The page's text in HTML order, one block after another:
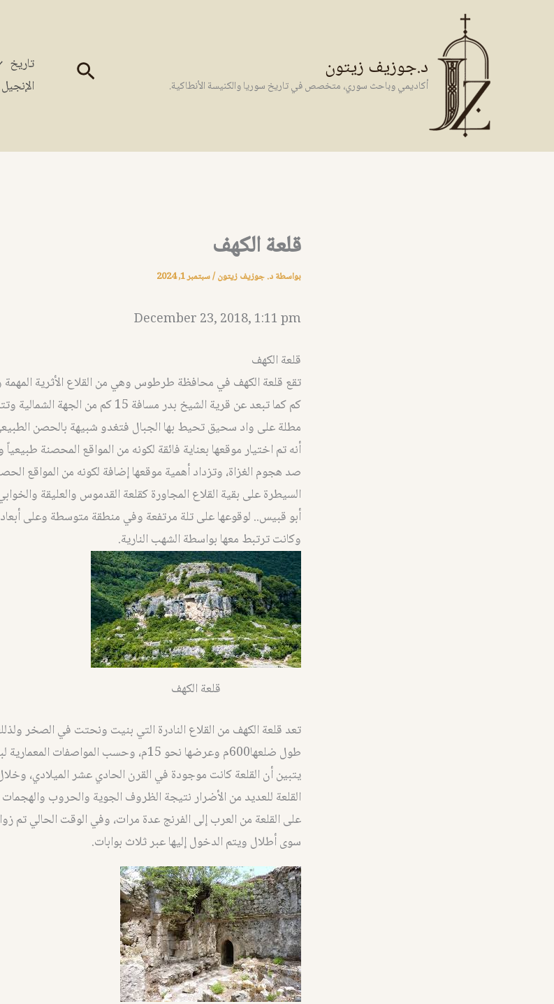
د.جوزيف زيتون
أكاديمي وباحث سوري، متخصص في تاريخ سوريا والكنيسة الأنطاكية. البحث تاريخ
الإنجيل
قلعة الكهف
بواسطةد. جوزيف زيتون/سبتمبر 1, 2024
December 23, 2018, 1:11 pm
قلعة الكهف
كم كما تبعد عن قرية الشيخ بدر مسافة 15
مطلة على واد سحيق تحيط بها الجبال فتغدو شبيهة بالحصن
أنه تم اختيار موقعها بعناية فائقة لكونه من المواقع المحصنة
صد هجوم الغزاة، وتزداد أهمية موقعها إضافة لكونه من المواقع
السيطرة على بقية القلاع المجاورة كقلعة القدموس والعليقة
أبو قبيس.. لوقوعها على تلة مرتفعة وفي منطقة متوسطة وعلى أبعاد
وكانت ترتبط معها بواسطة الشهب النارية.
قلعة الكهف
تعد قلعة الكهف من القلاع النادرة التي بنيت ونحتت في الصخر
طول ضلعها600م وعرضها نحو 15م، وحسب
يتبين أن القلعة كانت موجودة في القرن الحادي عشر الميلادي،
القلعة للعديد من الأضرار نتيجة الظروف الجوية والحروب
على القلعة من العرب إلى الفرنج عدة مرات، وفي الوقت الحالي تم
سوى أطلال ويتم الدخول إليها عبر ثلاث بوابات.